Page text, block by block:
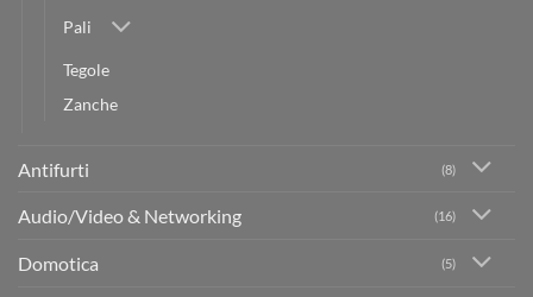
Pali
Tegole
Zanche
Antifurti (8)
Audio/Video & Networking (16)
Domotica (5)